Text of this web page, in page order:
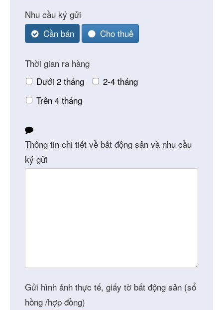
Nhu cầu ký gửi
Cần bán
Cho thuê
Thời gian ra hàng
Dưới 2 tháng
2-4 tháng
Trên 4 tháng
Website
URL *
Thông tin chi tiết về bất động sản và nhu cầu
ký gửi
Gửi hình ảnh thực tế, giấy tờ bất động sản (sổ
hồng /hợp đồng)